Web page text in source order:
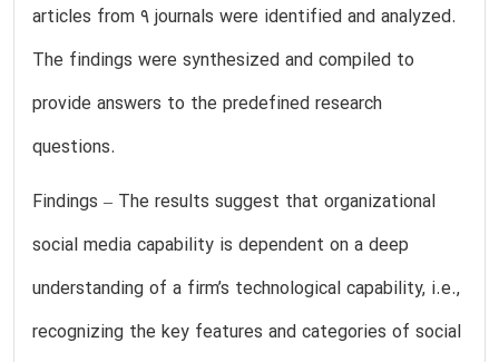
articles from 9 journals were identified and analyzed.
The findings were synthesized and compiled to
provide answers to the predefined research
questions.
Findings – The results suggest that organizational
social media capability is dependent on a deep
understanding of a firm’s technological capability, i.e.,
recognizing the key features and categories of social